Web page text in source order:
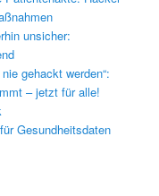
unsicher:
gehackt werden“:
– jetzt für alle!
Gesundheitsdaten